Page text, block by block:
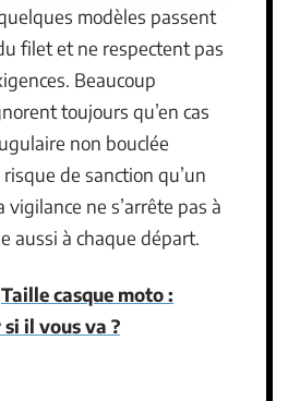
modèles passent
filet et ne respectent pas
Beaucoup
toujours qu’en cas
non bouclée
de sanction qu’un
vigilance ne s’arrête pas à
aussi à chaque départ.
Taille casque moto :
il vous va ?